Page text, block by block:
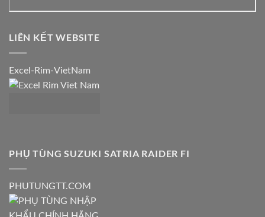
LIÊN KẾT WEBSITE
Excel-Rim-VietNam
PHỤ TÙNG SUZUKI SATRIA RAIDER FI
PHUTUNGTT.COM